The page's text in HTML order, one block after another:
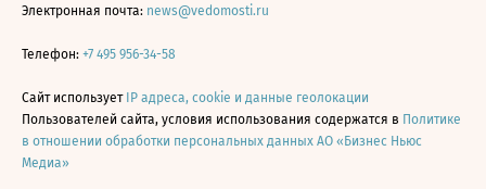
Электронная почта: news@vedomosti.ru
Телефон: +7 495 956-34-58
Сайт использует IP адреса, cookie и данные геолокации
Пользователей сайта, условия использования содержатся в Политике
в отношении обработки персональных данных АО «Бизнес Ньюс
Медиа»